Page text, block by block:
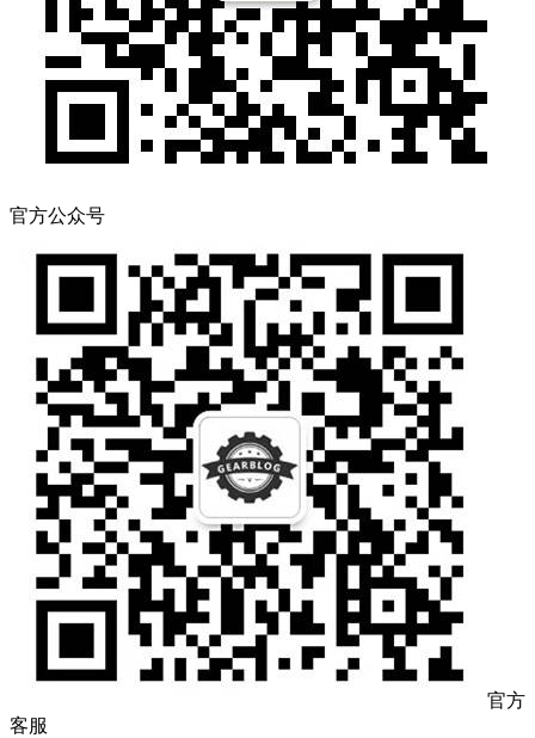
官方公众号
官方
客服